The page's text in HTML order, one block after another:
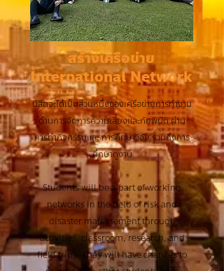
สร้างเครือข่าย
International Network
นิสิตจะได้เป็นส่วนหนึ่งของเครือข่ายการทำงาน
ด้านการจัดการความเสี่ยงและภัยพิบัติ ผ่าน
การทำกิจกรรมและ การศึกษาวิจัย รวมถึงการ
ศึกษาดูงาน
Students will be a part of working
networks in the field of risk and
disaster management through
activities, classroom, research, and
field trips. They will have chances to